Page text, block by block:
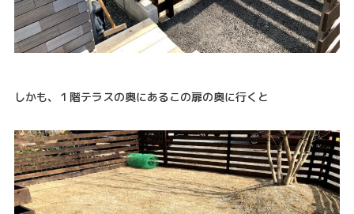
しかも、１階テラスの奥にあるこの扉の奥に行くと